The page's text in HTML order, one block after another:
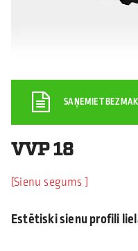
SAŅEMIET
VVP 18
Sienu segums
Estētiski sienu profili